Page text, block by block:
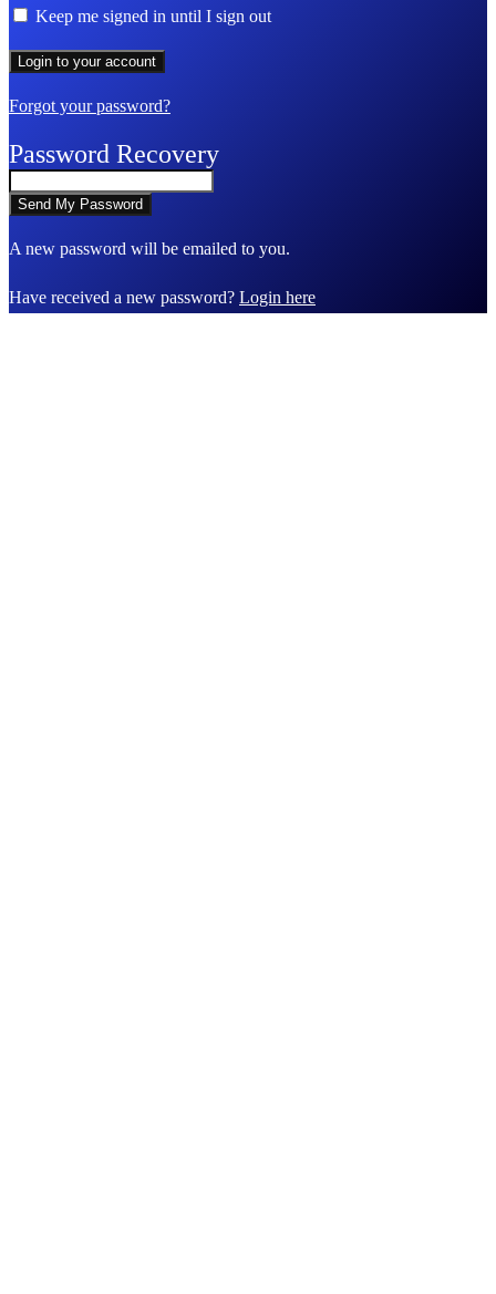
Keep me signed in until I sign out
Forgot your password?
Password Recovery
A new password will be emailed to you.
Have received a new password? Login here